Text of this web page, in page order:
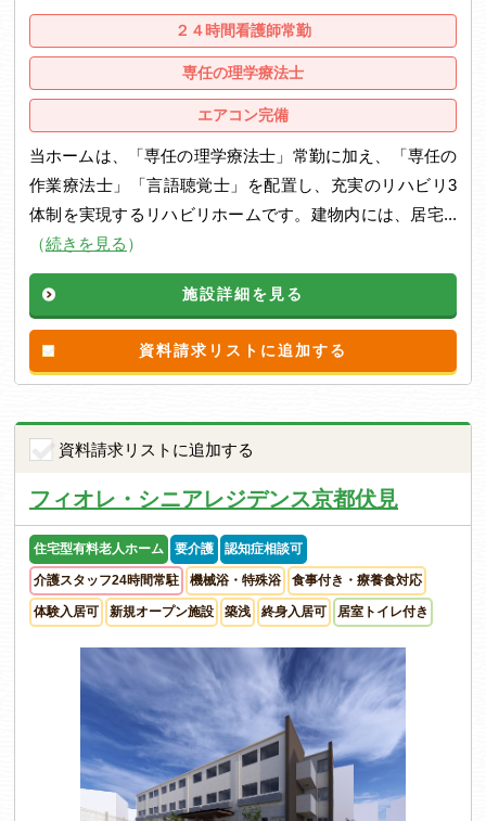
２４時間看護師常勤
専任の理学療法士
エアコン完備
当ホームは、「専任の理学療法士」常勤に加え、「専任の
作業療法士」「言語聴覚士」を配置し、充実のリハビリ3
体制を実現するリハビリホームです。建物内には、居宅...
（続きを見る ）
施設詳細を見る
資料請求リストに追加する
資料請求リストに追加する
フィオレ・シニアレジデンス京都伏見
住宅型有料老人ホーム 要介護 認知症相談可
介護スタッフ24時間常駐 機械浴・特殊浴 食事付き・療養食対応
体験入居可 新規オープン施設 築浅 終身入居可 居室トイレ付き